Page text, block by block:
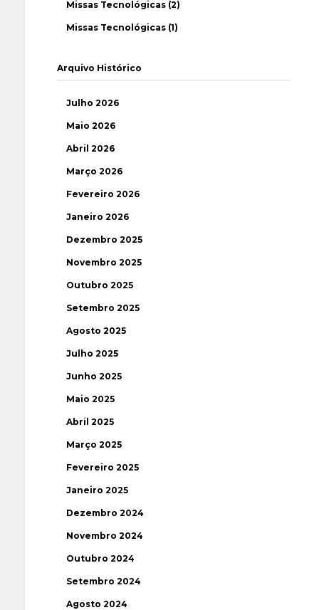
Missas Tecnológicas (2)
Missas Tecnológicas (1)
Arquivo Histórico
Julho 2026
Maio 2026
Abril 2026
Março 2026
Fevereiro 2026
Janeiro 2026
Dezembro 2025
Novembro 2025
Outubro 2025
Setembro 2025
Agosto 2025
Julho 2025
Junho 2025
Maio 2025
Abril 2025
Março 2025
Fevereiro 2025
Janeiro 2025
Dezembro 2024
Novembro 2024
Outubro 2024
Setembro 2024
Agosto 2024